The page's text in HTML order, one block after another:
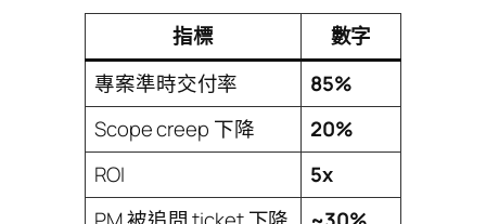
指標
數字
專案準時交付率
85%
Scope creep 下降
20%
ROI
5x